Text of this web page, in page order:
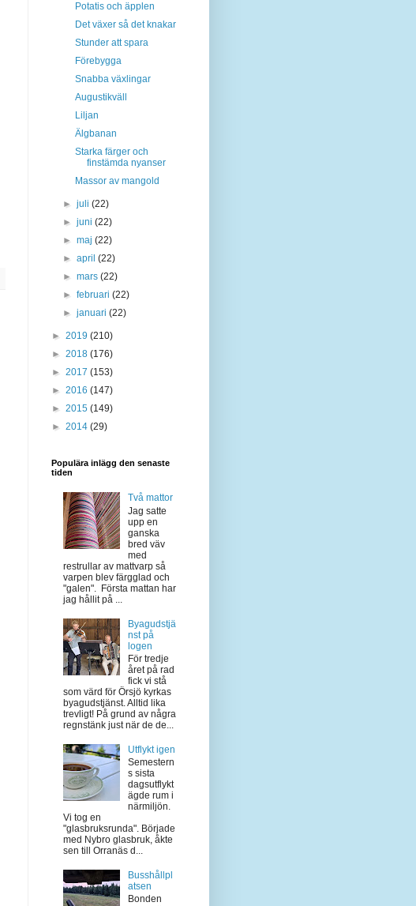
Potatis och äpplen
Det växer så det knakar
Stunder att spara
Förebygga
Snabba växlingar
Augustikväll
Liljan
Älgbanan
Starka färger och
finstämda nyanser
Massor av mangold
►juli(22)
►juni(22)
►maj(22)
►april(22)
►mars(22)
►februari(22)
►januari(22)
► 2019 (210)
► 2018 (176)
► 2017 (153)
► 2016 (147)
► 2015 (149)
► 2014 (29)
Populära inlägg den senaste
tiden
Två mattor
Jag satte
upp en
ganska
bred väv
med
restrullar av mattvarp så
varpen blev färgglad och
"galen". Första mattan har
jag hållit på ...
Byagudstjä
nst på
logen
För tredje
året på rad
fick vi stå
som värd för Örsjö kyrkas
byagudstjänst. Alltid lika
trevligt! På grund av några
regnstänk just när de de...
Utflykt igen
Semestern
s sista
dagsutflykt
ägde rum i
närmiljön.
Vi tog en
"glasbruksrunda". Började
med Nybro glasbruk, åkte
sen till Orranäs d...
Busshållpl
atsen
Bonden